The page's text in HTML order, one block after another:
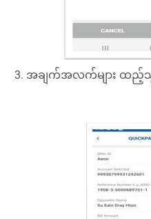
3. အချက်အလက်များ ထည့်သွင်